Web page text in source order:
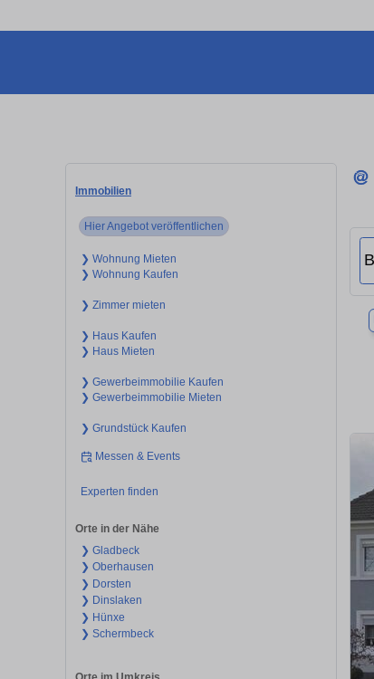
Immobilien
Hier Angebot veröffentlichen
❯ Wohnung Mieten
❯ Wohnung Kaufen
❯ Zimmer mieten
❯ Haus Kaufen
❯ Haus Mieten
❯ Gewerbeimmobilie Kaufen
❯ Gewerbeimmobilie Mieten
❯ Grundstück Kaufen
Messen & Events
Experten finden
Orte in der Nähe
❯ Gladbeck
❯ Oberhausen
❯ Dorsten
❯ Dinslaken
❯ Hünxe
❯ Schermbeck